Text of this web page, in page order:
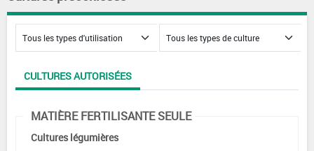
CULTURES AUTORISÉES
MATIÈRE FERTILISANTE SEULE
Cultures légumières